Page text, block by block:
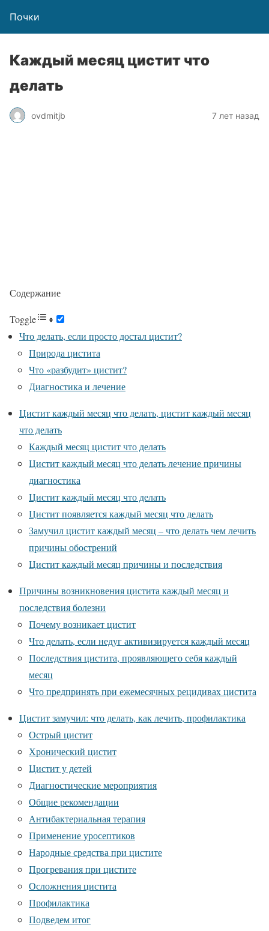
Почки
Каждый месяц цистит что
делать
ovdmitjb 7 лет назад
Содержание
Toggle
Что делать, если просто достал цистит?
Природа цистита
Что «разбудит» цистит?
Диагностика и лечение
Цистит каждый месяц что делать, цистит каждый месяц
что делать
Каждый месяц цистит что делать
Цистит каждый месяц что делать лечение причины
диагностика
Цистит каждый месяц что делать
Цистит появляется каждый месяц что делать
Замучил цистит каждый месяц – что делать чем лечить
причины обострений
Цистит каждый месяц причины и последствия
Причины возникновения цистита каждый месяц и
последствия болезни
Почему возникает цистит
Что делать, если недуг активизируется каждый месяц
Последствия цистита, проявляющего себя каждый
месяц
Что предпринять при ежемесячных рецидивах цистита
Цистит замучил: что делать, как лечить, профилактика
Острый цистит
Хронический цистит
Цистит у детей
Диагностические мероприятия
Общие рекомендации
Антибактериальная терапия
Применение уросептиков
Народные средства при цистите
Прогревания при цистите
Осложнения цистита
Профилактика
Подведем итог